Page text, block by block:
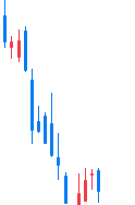
from
from 6.8 to